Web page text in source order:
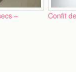
–
Confit